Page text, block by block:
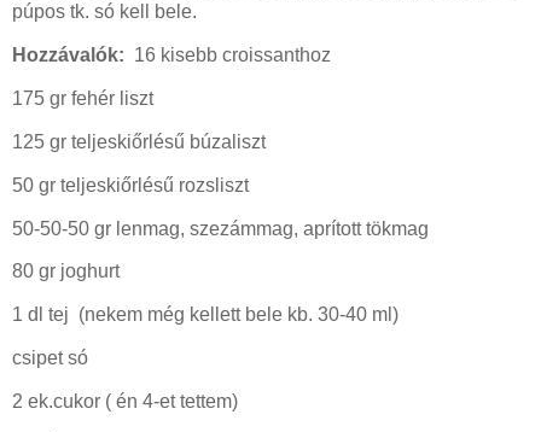
púpos tk. só kell bele.
Hozzávalók: 16 kisebb croissanthoz
175 gr fehér liszt
125 gr teljeskiőrlésű búzaliszt
50 gr teljeskiőrlésű rozsliszt
50-50-50 gr lenmag, szezámmag, aprított tökmag
80 gr joghurt
1 dl tej (nekem még kellett bele kb. 30-40 ml)
csipet só
2 ek.cukor ( én 4-et tettem)